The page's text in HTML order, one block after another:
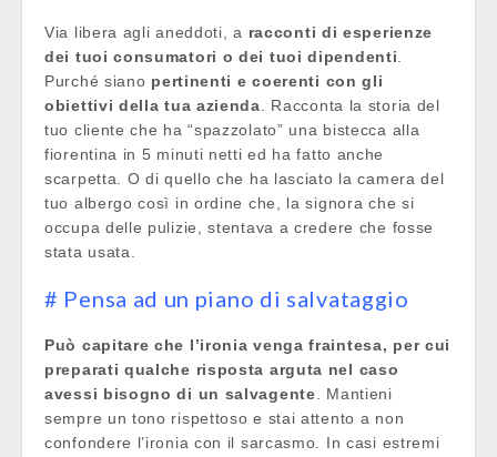
Via libera agli aneddoti, a racconti di esperienze
dei tuoi consumatori o dei tuoi dipendenti
Purché siano pertinenti e coerenti con gli
obiettivi della tua azienda . Racconta la storia del
tuo cliente che ha “spazzolato” una bistecca alla
fiorentina in 5 minuti netti ed ha fatto anche
scarpetta. O di quello che ha lasciato la camera del
tuo albergo così in ordine che, la signora che si
occupa delle pulizie, stentava a credere che fosse
stata usata.
# Pensa ad un piano di salvataggio
Può capitare che l’ironia venga fraintesa, per cui
preparati qualche risposta arguta nel caso
avessi bisogno di un salvagente . Mantieni
sempre un tono rispettoso e stai attento a non
confondere l’ironia con il sarcasmo. In casi estremi